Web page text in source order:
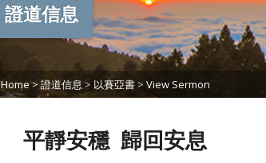
證道信息
Home>證道信息> 以賽亞書 > View Sermon
平靜安穩 歸回安息